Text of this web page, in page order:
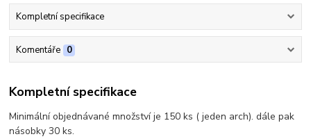
Kompletní specifikace
Komentáře 0
Kompletní specifikace
Minimální objednávané množství je 150 ks ( jeden arch). dále pak
násobky 30 ks.